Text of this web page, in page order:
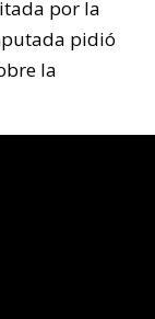
por la
pidió
la